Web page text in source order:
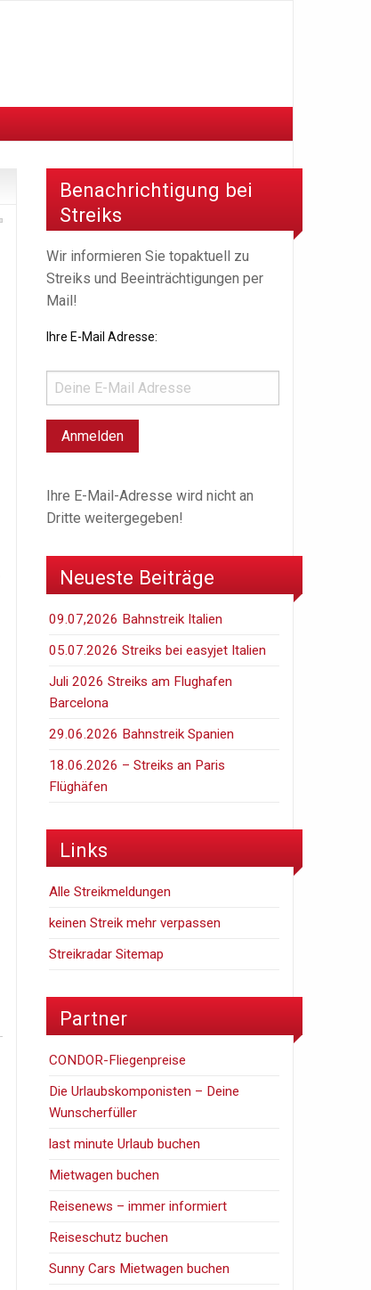
Benachrichtigung bei
Streiks
Wir informieren Sie topaktuell zu
Streiks und Beeinträchtigungen per
Mail!
Ihre E-Mail Adresse:
Ihre E-Mail-Adresse wird nicht an
Dritte weitergegeben!
Neueste Beiträge
09.07,2026 Bahnstreik Italien
05.07.2026 Streiks bei easyjet Italien
Juli 2026 Streiks am Flughafen
Barcelona
29.06.2026 Bahnstreik Spanien
18.06.2026 – Streiks an Paris
Flüghäfen
Links
Alle Streikmeldungen
keinen Streik mehr verpassen
Streikradar Sitemap
Partner
CONDOR-Fliegenpreise
Die Urlaubskomponisten – Deine
Wunscherfüller
last minute Urlaub buchen
Mietwagen buchen
Reisenews – immer informiert
Reiseschutz buchen
Sunny Cars Mietwagen buchen